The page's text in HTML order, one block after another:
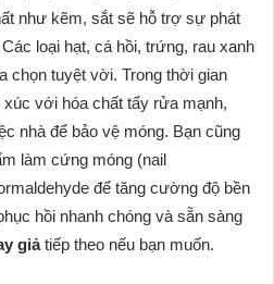
như kẽm, sắt sẽ hỗ trợ sự phát
loại hạt, cá hồi, trứng, rau xanh
chọn tuyệt vời. Trong thời gian
xúc với hóa chất tẩy rửa mạnh,
nhà để bảo vệ móng. Bạn cũng
làm cứng móng (nail
để tăng cường độ bền
hồi nhanh chóng và sẵn sàng
giảtiếp theo nếu bạn muốn.